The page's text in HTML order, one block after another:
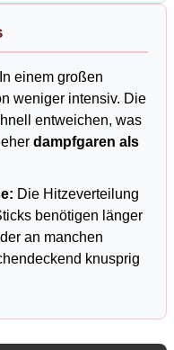
In einem großen
weniger intensiv. Die
entweichen, was
dampfgaren als
Die Hitzeverteilung
benötigen länger
an manchen
knusprig